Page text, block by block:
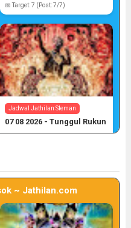
📅 Target: 7 (Post: 7/7)
Jadwal Jathilan Sleman
07 08 2026 - Tunggul Rukun
~ Jathilan.com